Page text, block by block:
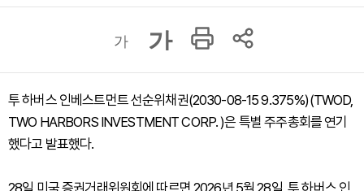
가 가
투 하버스 인베스트먼트 선순위채권(2030-08-15 9.375%)(TWOD,
TWO HARBORS INVESTMENT CORP. )은 특별 주주총회를 연기
했다고 발표했다.
28일 미국 증권거래위원회에 따르면 2026년 5월 28일, 투 하버스 인